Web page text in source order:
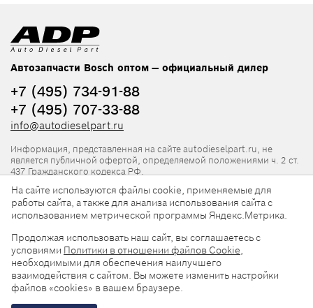
Автозапчасти Bosch оптом — официальный дилер
+7 (495) 734-91-88
+7 (495) 707-33-88
info@autodieselpart.ru
Информация, представленная на сайте autodieselpart.ru, не
является публичной офертой, определяемой положениями ч. 2 ст.
437 Гражданского кодекса РФ.
Нормативная документация
ADP в социальных сетях
© 2026, ООО «АвтоДизельПарт». Все права защищены.
На сайте используются файлы cookie, применяемые для
работы сайта, а также для анализа использования сайта с
использованием метрической программы Яндекс.Метрика.
Продолжая использовать наш сайт, вы соглашаетесь с
условиями Политики в отношении файлов Cookie,
необходимыми для обеспечения наилучшего
взаимодействия с сайтом. Вы можете изменить настройки
файлов «cookies» в вашем браузере.